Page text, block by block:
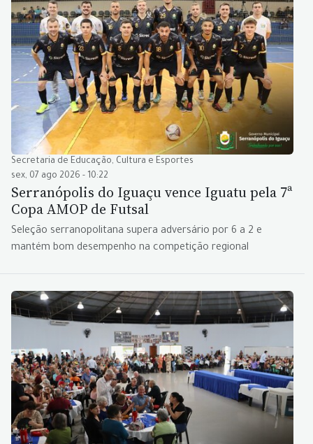
Secretaria de Educação, Cultura e Esportes
sex, 07 ago 2026 - 10:22
Serranópolis do Iguaçu vence Iguatu pela 7ª
Copa AMOP de Futsal
Seleção serranopolitana supera adversário por 6 a 2 e
mantém bom desempenho na competição regional